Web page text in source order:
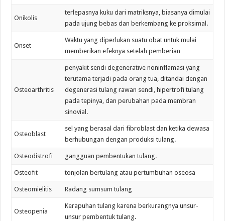
Onikolis
terlepasnya kuku dari matriksnya, biasanya dimulai
pada ujung bebas dan berkembang ke proksimal.
Onset
Waktu yang diperlukan suatu obat untuk mulai
memberikan efeknya setelah pemberian
Osteoarthritis
penyakit sendi degenerative noninflamasi yang
terutama terjadi pada orang tua, ditandai dengan
degenerasi tulang rawan sendi, hipertrofi tulang
pada tepinya, dan perubahan pada membran
sinovial.
Osteoblast
sel yang berasal dari fibroblast dan ketika dewasa
berhubungan dengan produksi tulang.
Osteodistrofi gangguan pembentukan tulang.
Osteofit tonjolan bertulang atau pertumbuhan oseosa
Osteomielitis Radang sumsum tulang
Osteopenia
Kerapuhan tulang karena berkurangnya unsur-
unsur pembentuk tulang.